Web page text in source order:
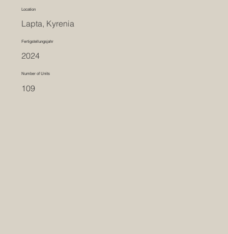
Location
Lapta, Kyrenia
Fertigstellungsjahr
2024
Number of Units
109